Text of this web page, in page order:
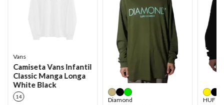
Vans
Camiseta Vans Infantil
Classic Manga Longa
White Black
14 Diamond HUF